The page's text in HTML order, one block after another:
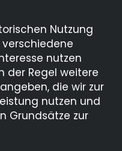
Nutzung
nutzen
der Regel weitere
die wir zur
nutzen und
Grundsätze zur